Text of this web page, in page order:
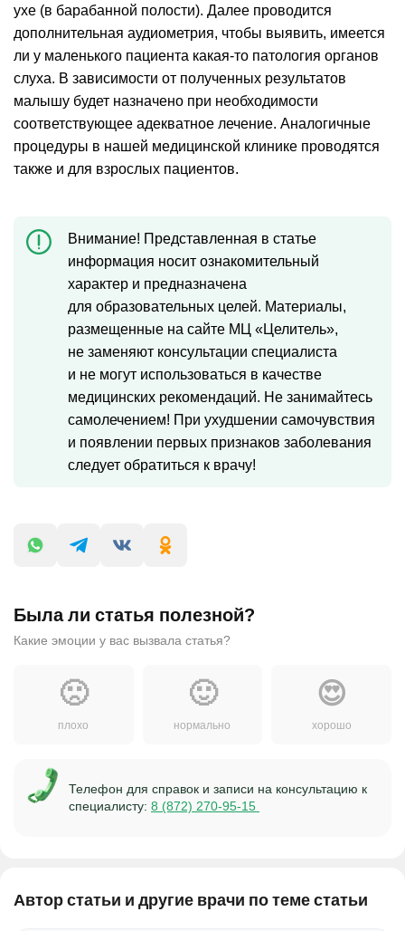
ухе (в барабанной полости). Далее проводится
дополнительная аудиометрия, чтобы выявить, имеется
ли у маленького пациента какая-то патология органов
слуха. В зависимости от полученных результатов
малышу будет назначено при необходимости
соответствующее адекватное лечение. Аналогичные
процедуры в нашей медицинской клинике проводятся
также и для взрослых пациентов.
Внимание! Представленная в статье
информация носит ознакомительный
характер и предназначена
для образовательных целей. Материалы,
размещенные на сайте МЦ «Целитель»,
не заменяют консультации специалиста
и не могут использоваться в качестве
медицинских рекомендаций. Не занимайтесь
самолечением! При ухудшении самочувствия
и появлении первых признаков заболевания
следует обратиться к врачу!
Была ли статья полезной?
Какие эмоции у вас вызвала статья?
🙁
плохо
🙂
нормально
😍
хорошо
Телефон для справок и записи на консультацию к
специалисту: 8 (872) 270-95-15
Автор статьи и другие врачи по теме статьи